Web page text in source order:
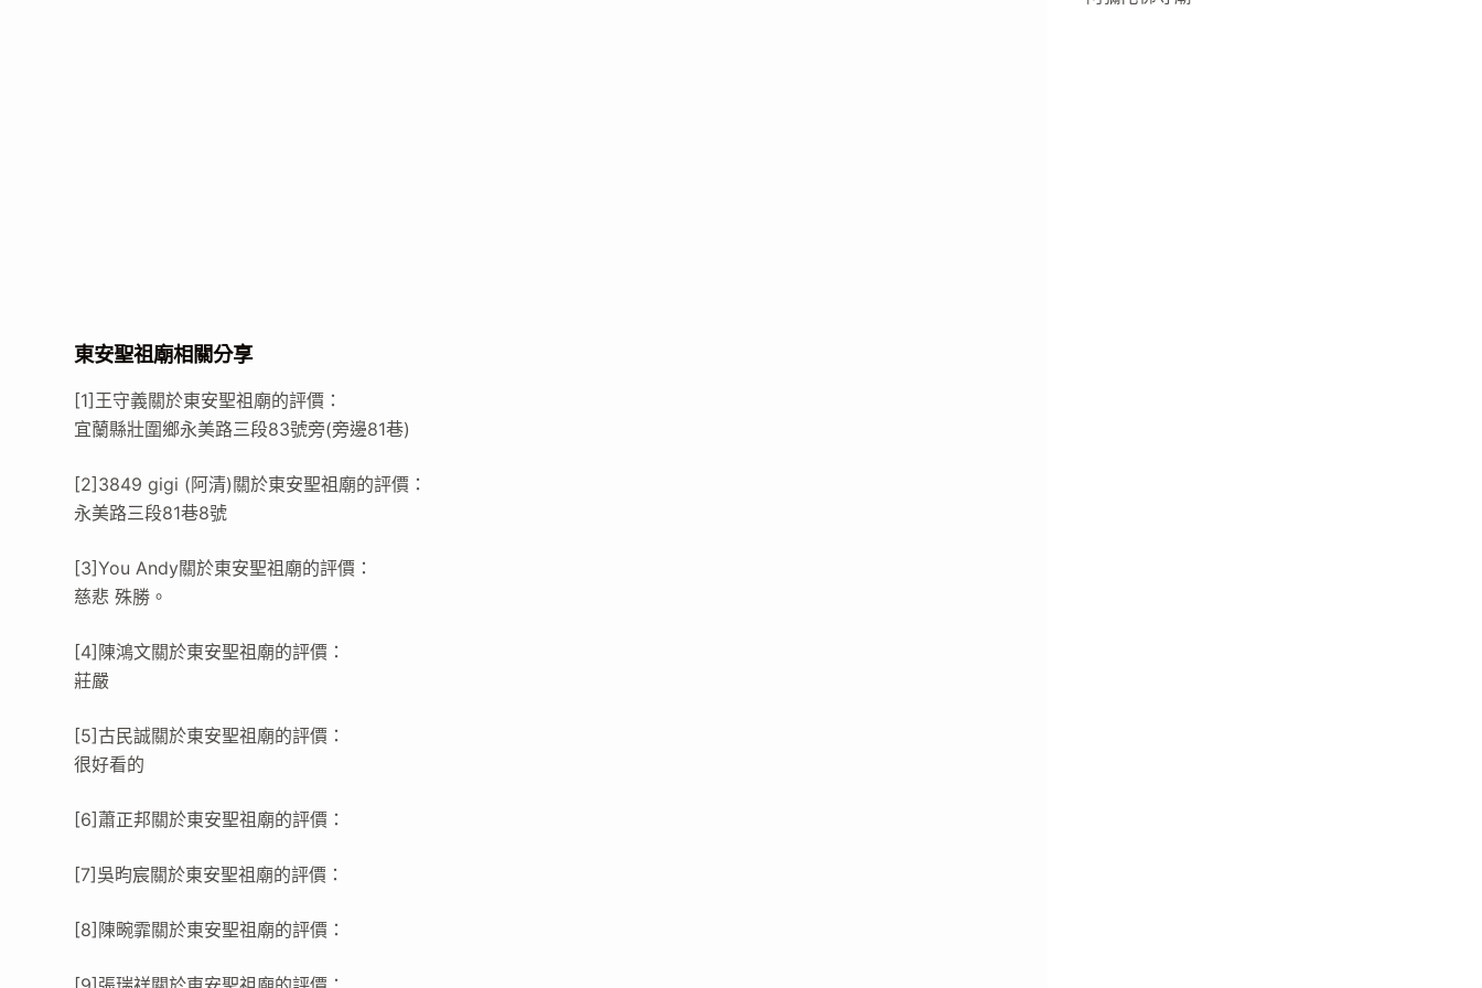
東安聖祖廟相關分享
[1]王守義關於東安聖祖廟的評價：
宜蘭縣壯圍鄉永美路三段83號旁(旁邊81巷)
[2]3849 gigi (‪阿清‬)關於東安聖祖廟的評價：
永美路三段81巷8號
[3]You Andy關於東安聖祖廟的評價：
慈悲 殊勝。
[4]陳鴻文關於東安聖祖廟的評價：
莊嚴
[5]古民誠關於東安聖祖廟的評價：
很好看的
[6]蕭正邦關於東安聖祖廟的評價：
[7]吳昀宸關於東安聖祖廟的評價：
[8]陳畹霏關於東安聖祖廟的評價：